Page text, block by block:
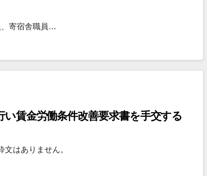
、寄宿舎職員…
賃金労働条件改善要求書を手交する
はありません。